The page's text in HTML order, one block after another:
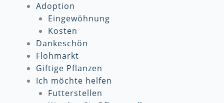
Adoption
Eingewöhnung
Kosten
Dankeschön
Flohmarkt
Giftige Pflanzen
Ich möchte helfen
Futterstellen